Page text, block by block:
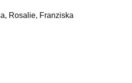
Rosalie, Franziska